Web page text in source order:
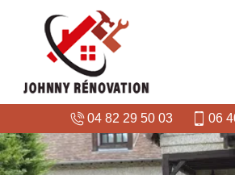
04 82 29 50 03 06